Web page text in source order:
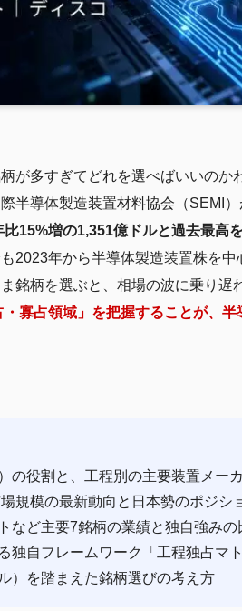
柄が多すぎてどれを選べばいいの
半導体製造装置材料協会（SEMI
15%増の1,351億ドルと過去最高
2023年から半導体製造装置株を中
銘柄を選ぶと、相場の波に乗り遅
寡占領域」を把握することが、
の役割と、工程別の主要装置メー
規模の最新動向と日本勢のポジシ
など主要7銘柄の業績と独自強みの
独自フレームワーク「工程独占マト
）を踏まえた銘柄選びの考え方